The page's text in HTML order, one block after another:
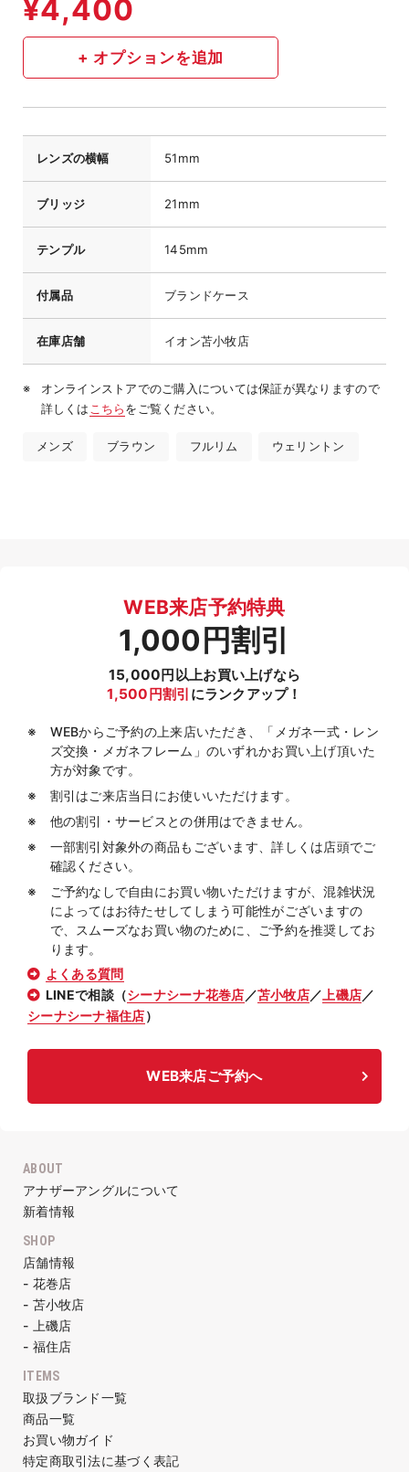
レンズの横幅 51mm
ブリッジ 21mm
テンプル 145mm
付属品 ブランドケース
在庫店舗 イオン苫小牧店
オンラインストアでのご購入については保証が異なりますので
詳しくは こちらをご覧ください。
メンズ ブラウン フルリム ウェリントン
WEB来店予約特典
1,000円割引
15,000円以上お買い上げなら
1,500円割引 にランクアップ！
WEBからご予約の上来店いただき、「メガネ一式・レン
ズ交換・メガネフレーム」のいずれかお買い上げ頂いた
方が対象です。
割引はご来店当日にお使いいただけます。
他の割引・サービスとの併用はできません。
一部割引対象外の商品もございます、詳しくは店頭でご
確認ください。
ご予約なしで自由にお買い物いただけますが、混雑状況
によってはお待たせしてしまう可能性がございますの
で、スムーズなお買い物のために、ご予約を推奨してお
ります。
よくある質問
LINEで相談（シーナシーナ花巻店 ／苫小牧店／ 上磯店／
シーナシーナ福住店）
WEB来店ご予約へ
ABOUT
アナザーアングルについて
新着情報
SHOP
店舗情報
- 花巻店
- 苫小牧店
- 上磯店
- 福住店
ITEMS
取扱ブランド一覧
商品一覧
お買い物ガイド
特定商取引法に基づく表記